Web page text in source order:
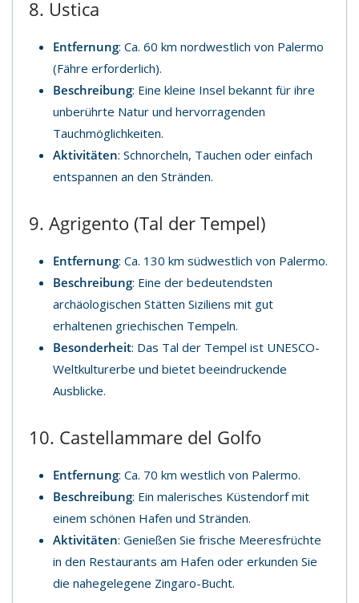
8. Ustica
Entfernung: Ca. 60 km nordwestlich von Palermo
(Fähre erforderlich).
Beschreibung: Eine kleine Insel bekannt für ihre
unberührte Natur und hervorragenden
Tauchmöglichkeiten.
Aktivitäten: Schnorcheln, Tauchen oder einfach
entspannen an den Stränden.
9. Agrigento (Tal der Tempel)
Entfernung: Ca. 130 km südwestlich von Palermo.
Beschreibung: Eine der bedeutendsten
archäologischen Stätten Siziliens mit gut
erhaltenen griechischen Tempeln.
Besonderheit: Das Tal der Tempel ist UNESCO-
Weltkulturerbe und bietet beeindruckende
Ausblicke.
10. Castellammare del Golfo
Entfernung: Ca. 70 km westlich von Palermo.
Beschreibung: Ein malerisches Küstendorf mit
einem schönen Hafen und Stränden.
Aktivitäten: Genießen Sie frische Meeresfrüchte
in den Restaurants am Hafen oder erkunden Sie
die nahegelegene Zingaro-Bucht.